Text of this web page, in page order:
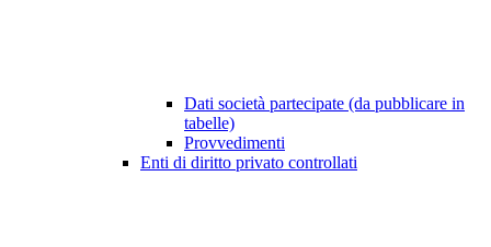
Dati società partecipate (da pubblicare in
tabelle)
Provvedimenti
Enti di diritto privato controllati